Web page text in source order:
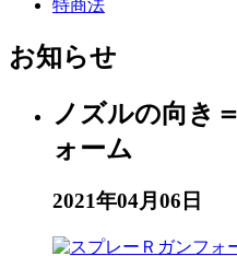
特商法
お知らせ
ノズルの向き
ォーム
2021年04月06日